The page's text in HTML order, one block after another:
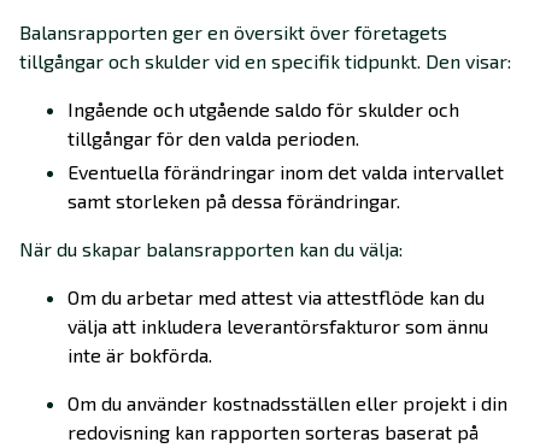
Balansrapporten ger en översikt över företagets
tillgångar och skulder vid en specifik tidpunkt. Den visar:
Ingående och utgående saldo för skulder och
tillgångar för den valda perioden.
Eventuella förändringar inom det valda intervallet
samt storleken på dessa förändringar.
När du skapar balansrapporten kan du välja:
Om du arbetar med attest via attestflöde kan du
välja att inkludera leverantörsfakturor som ännu
inte är bokförda.
Om du använder kostnadsställen eller projekt i din
redovisning kan rapporten sorteras baserat på